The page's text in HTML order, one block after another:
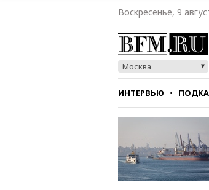
Воскресенье, 9
Москва
ИНТЕРВЬЮ
СТИЛЬ ТЕСТЫ